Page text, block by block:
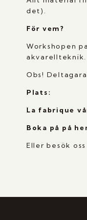
det).
För vem?
Workshopen
akvarellteknik.
Obs!
Plats:
La fabrique
Boka på på
Eller besök